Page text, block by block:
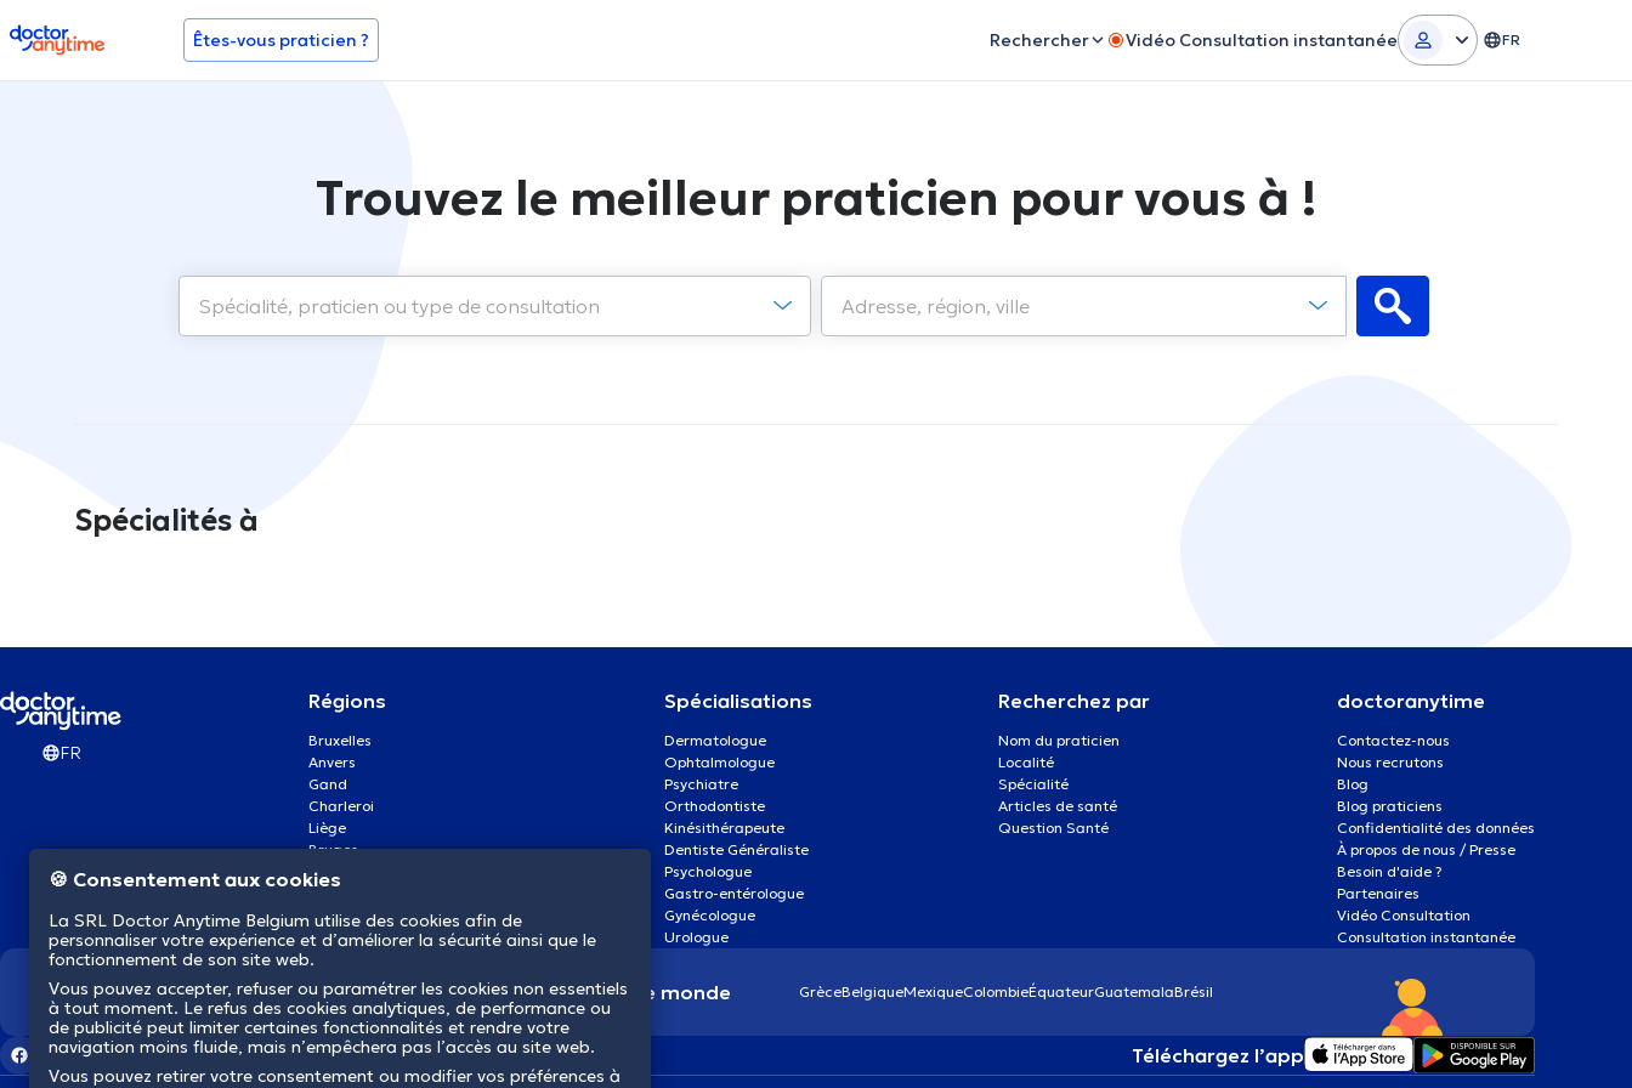
doctoranytime Êtes-vous praticien ? Rechercher Vidéo Consultation instantanée FR
Trouvez le meilleur praticien pour vous à !
Spécialités à
FR
Régions
Bruxelles
Anvers
Gand
Charleroi
Liège
Bruges
Namur
Mons
Aalst Flandre-Orientale
Spécialisations
Dermatologue
Ophtalmologue
Psychiatre
Orthodontiste
Kinésithérapeute
Dentiste Généraliste
Psychologue
Gastro-entérologue
Gynécologue
Urologue
Recherchez par
Nom du praticien
Localité
Spécialité
Articles de santé
Question Santé
doctoranytime
Contactez-nous
Nous recrutons
Blog
Blog praticiens
Confidentialité des données
À propos de nous / Presse
Besoin d'aide ?
Partenaires
Vidéo Consultation
Consultation instantanée
Nous révolutionnons la santé dans le monde GrèceBelgiqueMexiqueColombieÉquateurGuatemalaBrésil
Téléchargez l’app
🍪 Consentement aux cookies
La SRL Doctor Anytime Belgium utilise des cookies afin de
personnaliser votre expérience et d’améliorer la sécurité ainsi que le
fonctionnement de son site web.
Vous pouvez accepter, refuser ou paramétrer les cookies non essentiels
à tout moment. Le refus des cookies analytiques, de performance ou
de publicité peut limiter certaines fonctionnalités et rendre votre
navigation moins fluide, mais n’empêchera pas l’accès au site web.
Vous pouvez retirer votre consentement ou modifier vos préférences à